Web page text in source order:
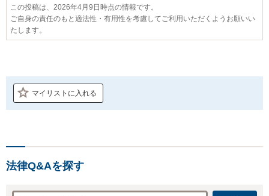
この投稿は、2026年4月9日時点の情報です。
ご自身の責任のもと適法性・有用性を考慮してご利用いただくようお願いい
たします。
マイリストに入れる
法律Q&Aを探す